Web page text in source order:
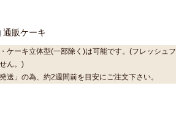
通販ケーキ
ケーキ立体型(一部除く)は可能です。(フレッシュフ
ん。)
送」の為、約2週間前を目安にご注文下さい。